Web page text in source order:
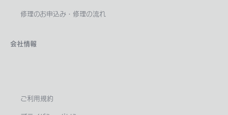
修理のお申込み・修理の流れ
会社情報
ご利用規約